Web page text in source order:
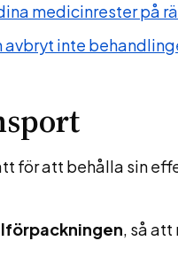
medicinrester på
inte
för att behålla sin
, så